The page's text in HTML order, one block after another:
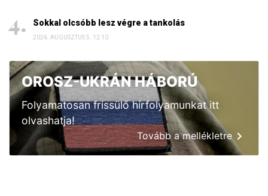
Sokkal olcsóbb lesz végre a tankolás
2026. AUGUSZTUS 5. 12:10
OROSZ-UKRÁN HÁBORÚ
Folyamatosan frissülő hírfolyamunkat itt
olvashatja!
Tovább a mellékletre